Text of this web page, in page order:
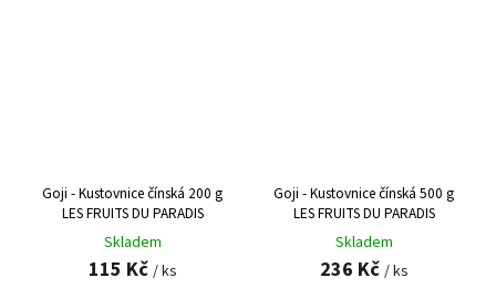
Goji - Kustovnice čínská 200 g
LES FRUITS DU PARADIS
Skladem
115 Kč / ks
Goji - Kustovnice čínská 500 g
LES FRUITS DU PARADIS
Skladem
236 Kč / ks